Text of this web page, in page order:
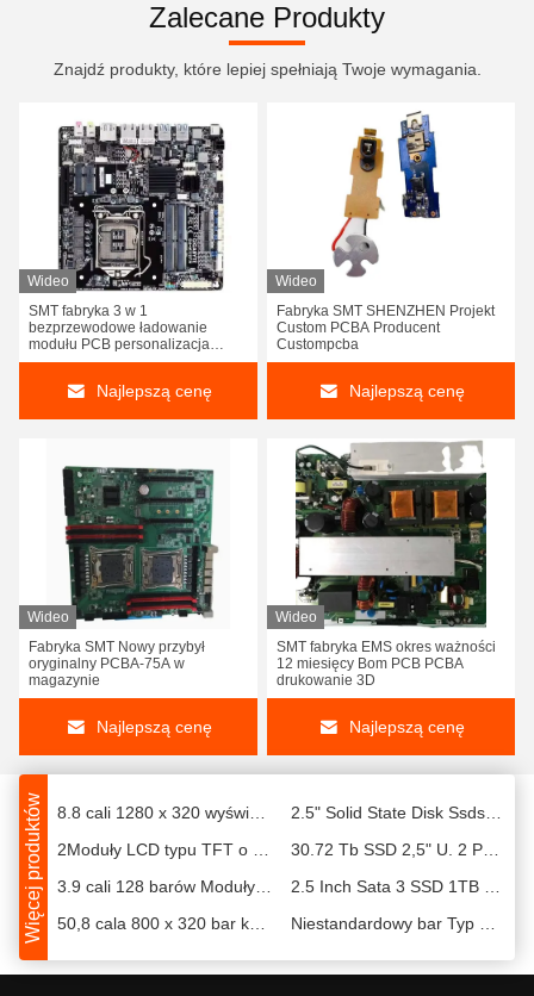
Zalecane Produkty
Znajdź produkty, które lepiej spełniają Twoje wymagania.
Wideo
SMT fabryka 3 w 1
bezprzewodowe ładowanie
modułu PCB personalizacja
PCBA
Najlepszą cenę
Wideo
Fabryka SMT SHENZHEN Projekt
Custom PCBA Producent
Custompcba
Najlepszą cenę
Wideo
Fabryka SMT Nowy przybył
oryginalny PCBA-75A w
magazynie
Najlepszą cenę
Wideo
SMT fabryka EMS okres ważności
12 miesięcy Bom PCB PCBA
drukowanie 3D
Najlepszą cenę
Więcej produktów
DDR4 Mikron Memory Chip Mt40A2g8SA-062e To DDR4-3200 2gx8 (16GB) RGB Flash
7Moduły LCD TFT o pojemności 800 x 480 cali z obsługą dotykową o pojemności 900 nitów
2Moduły LCD typu TFT o pojemności 120 barów o pojemności.9 cali z interfejsem RGB 18 bitów
30.72 Tb SSD 2,5" U. 2 Pm1733A PCE4X4 SA400s37/960g Sprzedaż detaliczna Solid State Disk SSD
3.9 cali 128 barów Moduły LCD TFT kolorowe z Mutil Touch Pcap
2.5 Inch Sata 3 SSD 1TB 2.5 Solid State Drive 240GB Dla serwera Desktop
50,8 cala 800 x 320 bar kolor TFT LCD Display z jasnością 500 nits
Niestandardowy bar Typ Kolor TFT LCD Moduł 500nits 5,8 Inch Mipi Interfejs
Sprzedaż detaliczna 1TB SSD M. 2-2280 970 Evo Plus Nvme Mz-V7s1t0bw M.2 Solid State Disk
12.3 cali TFT LCD Pojemnościowy ekran dotykowy 1920 *720 TFT LCD Screen
Infinites I500 M2 2280 Nvme SSD dysk twardy 500GB 512GB PC SSD dysk twardy
10.1" TFT LCD Display Module z Pcap Oca Bonding 1280*800 Wysoka jasność